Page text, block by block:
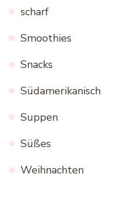
scharf
Smoothies
Snacks
Südamerikanisch
Suppen
Süßes
Weihnachten